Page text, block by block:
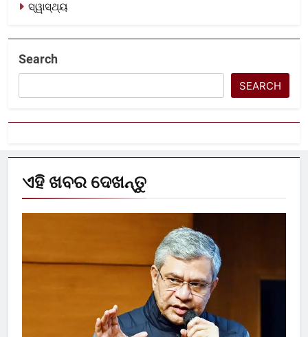
ସ୍ୱାସ୍ଥ୍ୟ
Search
SEARCH
ଏହି ଖବର ଦେଖନ୍ତୁ